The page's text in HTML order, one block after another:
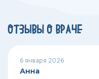
ОТЗЫВЫ О ВРАЧЕ
6 января 2026
Анна